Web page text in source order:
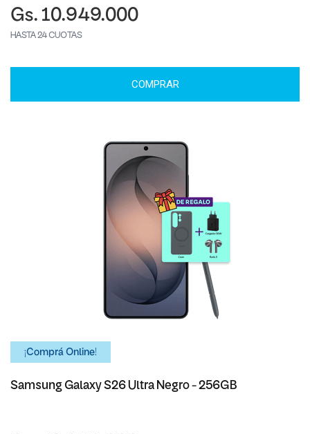
Gs. 10.949.000
HASTA 24 CUOTAS
COMPRAR
¡Comprá Online!
Samsung Galaxy S26 Ultra Negro - 256GB